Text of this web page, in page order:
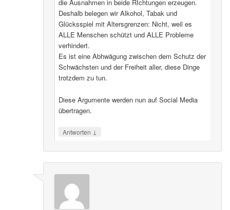
die Ausnahmen in beide RIchtungen erzeugen.
Deshalb belegen wir Alkohol, Tabak und
Glücksspiel mit Altersgrenzen: Nicht, weil es
ALLE Menschen schützt und ALLE Probleme
verhindert.
Es ist eine Abhwägung zwischen dem Schutz der
Schwächsten und der Freiheit aller, diese Dinge
trotzdem zu tun.
Diese Argumente werden nun auf Social Media
übertragen.
Antworten ↓